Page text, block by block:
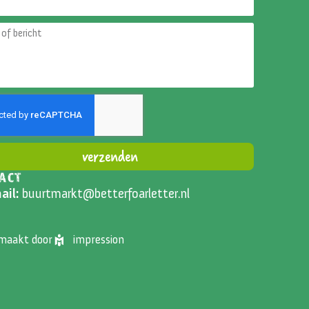
verzenden
buurtmarkt@betterfoarletter.nl
door impression